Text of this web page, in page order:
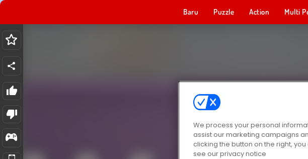
Baru Puzzle Action Multi
We process your personal
assist our marketing campaigns
clicking the button on the right,
see our privacy notice